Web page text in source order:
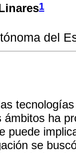
1
del
ámbitos ha
puede
se